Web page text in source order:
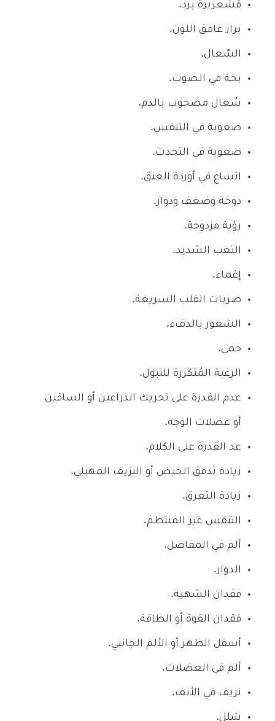
قشعريرة برد.
براز غامق اللون.
السٌعال.
بحة في الصوت.
سُعال مصحوب بالدم.
صعوبة في التنفس.
صعوبة في التحدث.
اتساع في أوردة العنق.
دوخة وضعف ودوار.
رؤية مزدوجة.
التعب الشديد.
إغماء.
ضربات القلب السريعة.
الشعور بالدفء.
حمى.
الرغبة المُتكررة للتبول.
عدم القدرة على تحريك الذراعين أو الساقين
أو عضلات الوجه.
عد القدرة على الكلام.
زيادة تدفق الحيض أو النزيف المهبلي.
زيادة التعرق.
التنفس غير المنتظم.
ألم في المفاصل.
الدوار.
فقدان الشهية.
فقدان القوة أو الطاقة.
أسفل الظهر أو الألم الجانبي.
ألم في العضلات.
نزيف في الأنف.
شلل.